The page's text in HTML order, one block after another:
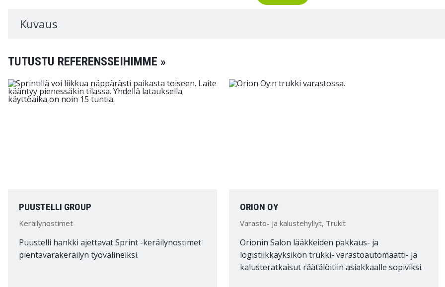
Kuvaus
TUTUSTU REFERENSSEIHIMME »
PUUSTELLI GROUP
Keräilynostimet
Puustelli hankki ajettavat Sprint -keräilynostimet
pientavarakeräilyn työvälineiksi.
ORION OY
Varasto- ja kalustehyllyt, Trukit
Orionin Salon lääkkeiden pakkaus- ja
logistiikkayksikön trukki- varastoautomaatti- ja
kalusteratkaisut räätälöitiin asiakkaalle sopiviksi.